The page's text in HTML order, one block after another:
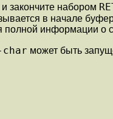
закончите набором
в начале
полной информации о
может быть